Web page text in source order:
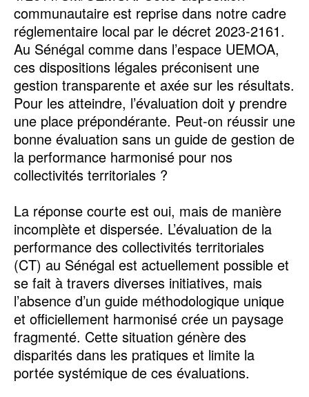
communautaire est reprise dans notre cadre
réglementaire local par le décret 2023-2161.
Au Sénégal comme dans l’espace UEMOA,
ces dispositions légales préconisent une
gestion transparente et axée sur les résultats.
Pour les atteindre, l’évaluation doit y prendre
une place prépondérante. Peut-on réussir une
bonne évaluation sans un guide de gestion de
la performance harmonisé pour nos
collectivités territoriales ?
La réponse courte est oui, mais de manière
incomplète et dispersée. L’évaluation de la
performance des collectivités territoriales
(CT) au Sénégal est actuellement possible et
se fait à travers diverses initiatives, mais
l’absence d’un guide méthodologique unique
et officiellement harmonisé crée un paysage
fragmenté. Cette situation génère des
disparités dans les pratiques et limite la
portée systémique de ces évaluations.